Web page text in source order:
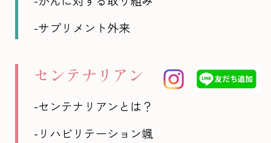
-サプリメント外来
センテナリアン
-センテナリアンとは？
-リハビリテーション颯